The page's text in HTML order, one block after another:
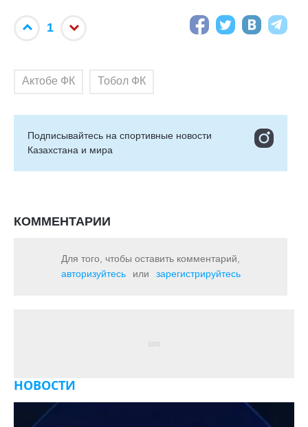
1
Актобе ФК Тобол ФК
Подписывайтесь на cпортивные новости
Казахстана и мира
КОММЕНТАРИИ
Для того, чтобы оставить комментарий,
авторизуйтесь
или зарегистрируйтесь
НОВОСТИ